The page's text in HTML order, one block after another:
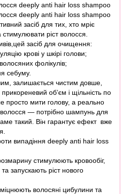
deeply anti hair loss shampoo
deeply anti hair loss shampoo
засіб для тих, хто мріє
ріст волосся.
засіб для очищення:
крові у шкірі голови;
фолікулів;
себуму.
залишається чистим довше,
обʼєм і щільність по
просто мити голову, а реально
волосся — потрібно шампунь для
такий. Він гарантує ефект вже
випадіння deeply anti hair loss
стимулюють кровообіг,
запускають ріст нового
волосяні цибулини та